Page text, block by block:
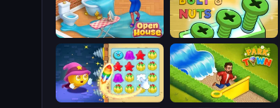
Screw Out: Bolts and Nuts
Open House
Park Town
Candy Riddles